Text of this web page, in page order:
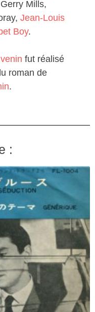
Mills,
Jean-Louis
Boy.
fut réalisé
roman de
.
: